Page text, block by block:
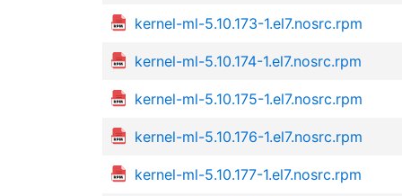
kernel-ml-5.10.173-1.el7.nosrc.rpm
kernel-ml-5.10.174-1.el7.nosrc.rpm
kernel-ml-5.10.175-1.el7.nosrc.rpm
kernel-ml-5.10.176-1.el7.nosrc.rpm
kernel-ml-5.10.177-1.el7.nosrc.rpm